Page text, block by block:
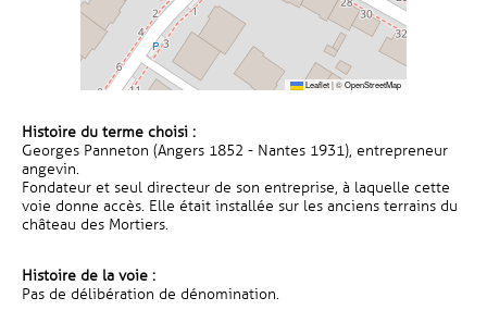
Leaflet|©OpenStreetMap
Histoire du terme choisi :
Georges Panneton (Angers 1852 - Nantes 1931), entrepreneur
angevin.
Fondateur et seul directeur de son entreprise, à laquelle cette
voie donne accès. Elle était installée sur les anciens terrains du
château des Mortiers.
Histoire de la voie :
Pas de délibération de dénomination.